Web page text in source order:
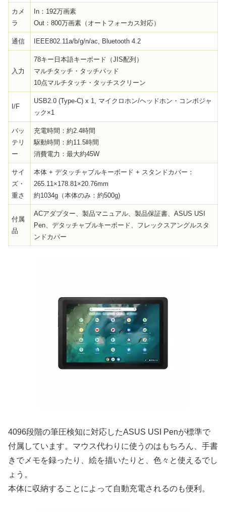
カメ
ラ
In：192万画素
Out：800万画素（オートフォーカス対応）
通信 IEEE802.11a/b/g/n/ac, Bluetooth 4.2
入力
78キー日本語キーボード（JIS配列）
マルチタッチ・タッチパッド
10点マルチタッチ・タッチスクリーン
I/F
USB2.0 (Type-C) x 1, マイクロホン/ヘッドホン・コンボジャ
ック×1
バッ
テリ
ー
充電時間：約2.4時間
駆動時間：約11.5時間
消費電力：最大約45W
サイ
ズ・
重さ
本体 + デタッチャブルキーボード + スタンドカバー：
265.11×178.81×20.76mm
約1034g（本体のみ：約500g)
付属
品
ACアダプター、製品マニュアル、製品保証書、ASUS USI
Pen、デタッチャブルキーボード、フレックスアングルスタ
ンドカバー
4096段階の筆圧検知に対応したASUS USI Penが標準で
付属しています。マウス代わりに使うのはもちろん、手書
きでメモを録ったり、絵を描いたりと、色々と使えるでし
ょう。
本体に収納することによって自動充電されるのも便利。